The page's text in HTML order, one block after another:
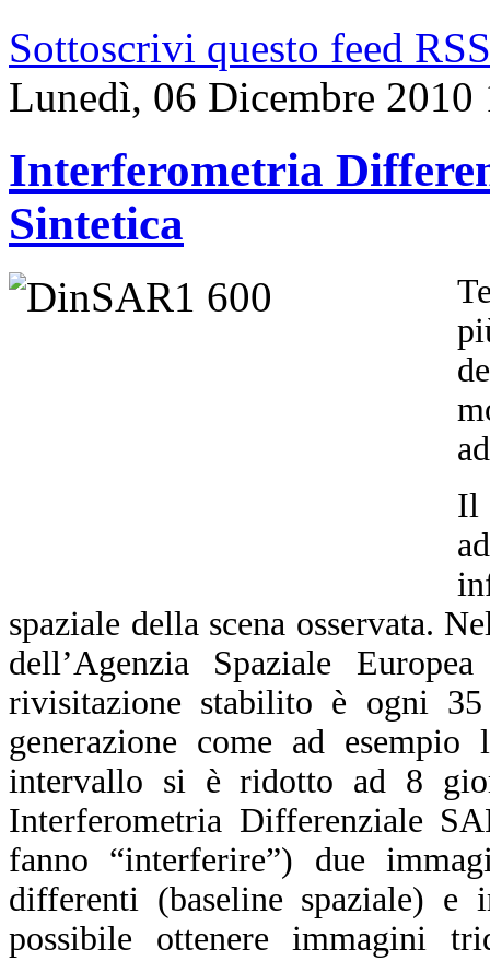
Sottoscrivi questo feed RSS
Lunedì, 06 Dicembre 2010
Interferometria
Sintetica
Il
spaziale della scena osservata.
dell’Agenzia Spaziale
rivisitazione stabilito è ogni
generazione come ad
intervallo si è ridotto ad 8
Interferometria Differenziale
fanno “interferire”) due
differenti (baseline spaziale) e
possibile ottenere immagini